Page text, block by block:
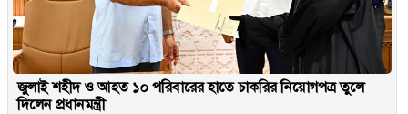
জুলাই শহীদ ও আহত ১০ পরিবারের হাতে চাকরির নিয়োগপত্র তুলে
দিলেন প্রধানমন্ত্রী